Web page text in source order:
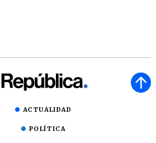
ACTUALIDAD
POLÍTICA